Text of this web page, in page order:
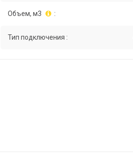
Объем, м3 :
Тип подключения :